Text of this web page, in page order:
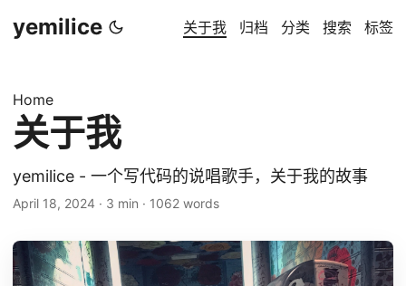
yemilice 关于我 归档 分类 搜索 标签
Home
关于我
yemilice - 一个写代码的说唱歌手，关于我的故事
April 18, 2024 · 3 min · 1062 words